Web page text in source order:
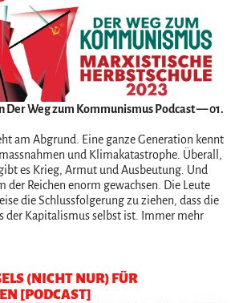
Der Weg zum Kommunismus Podcast — 01.
am Abgrund. Eine ganze Generation kennt
und Klimakatastrophe. Überall,
es Krieg, Armut und Ausbeutung. Und
der Reichen enorm gewachsen. Die Leute
die Schlussfolgerung zu ziehen, dass die
der Kapitalismus selbst ist. Immer mehr
(NICHT NUR) FÜR
[PODCAST]